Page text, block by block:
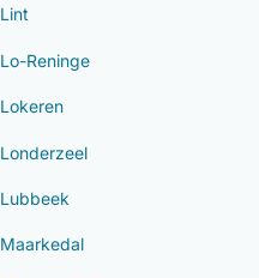
Lint
Lo-Reninge
Lokeren
Londerzeel
Lubbeek
Maarkedal